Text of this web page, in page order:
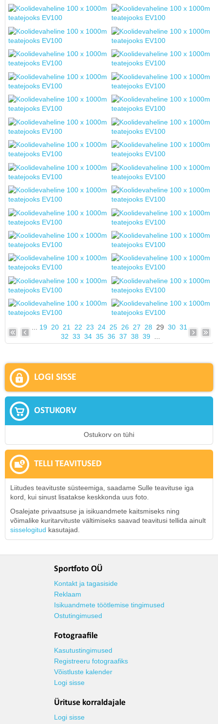
19 20 21 22 23 24 25 26 27 28 29 30 31
32 33 34 35 36 37 38 39
LOGI SISSE
OSTUKORV
Ostukorv on tühi
TELLI TEAVITUSED
Liitudes teavituste süsteemiga, saadame Sulle teavituse iga
kord, kui sinust lisatakse keskkonda uus foto.
Osalejate privaatsuse ja isikuandmete kaitsmiseks ning
võimalike kuritarvituste vältimiseks saavad teavitusi tellida ainult
sisselogitud kasutajad.
Sportfoto OÜ
Kontakt ja tagasiside
Reklaam
Isikuandmete töötlemise tingimused
Ostutingimused
Fotograafile
Kasutustingimused
Registreeru fotograafiks
Võistluste kalender
Logi sisse
Ürituse korraldajale
Logi sisse